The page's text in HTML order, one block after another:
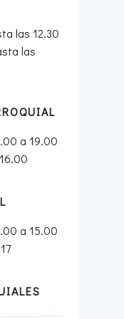
las 12.30
las
a 19.00
a 15.00